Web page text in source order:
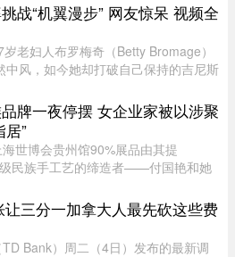
战“机翼漫步” 网友惊呆 视频全
老妇人布罗梅奇（Betty Bromage）
中风，如今她却打破自己保持的吉尼斯
机翼漫步者”（eldest wing
））。这已是布罗 ...
牌一夜停摆 女企业家被以涉聚
居”
世博会贵州馆90%展品由其提
级民族手工艺的缔造者——付国艳和她
店为目标而努力，37年来克服了非
、疫情等重重困难。 ...
让三分一加拿大人最先砍这些费
Bank）周二（4日）发布的最新调